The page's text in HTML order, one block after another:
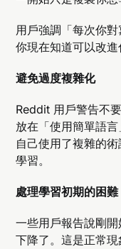
用戶強調「每次你
你現在知道可以改進
避免過度複雜化
Reddit 用戶警告不
放在「使用簡單語
自己使用了複雜的
學習。
處理學習初期的困難
一些用戶報告說剛
下降了。這是正常